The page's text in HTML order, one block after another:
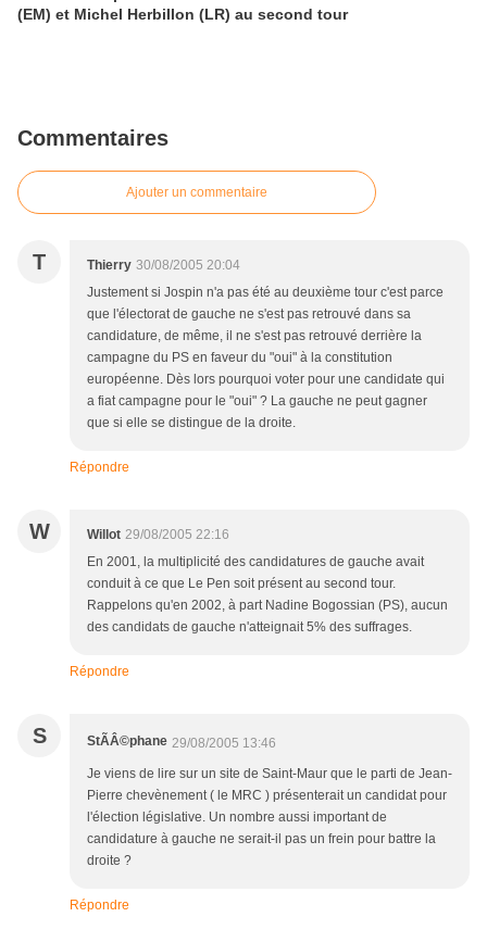
(EM) et Michel Herbillon (LR) au second tour
Commentaires
Ajouter un commentaire
T Thierry 30/08/2005 20:04
Justement si Jospin n'a pas été au deuxième tour c'est parce
que l'électorat de gauche ne s'est pas retrouvé dans sa
candidature, de même, il ne s'est pas retrouvé derrière la
campagne du PS en faveur du "oui" à la constitution
européenne. Dès lors pourquoi voter pour une candidate qui
a fiat campagne pour le "oui" ? La gauche ne peut gagner
que si elle se distingue de la droite.
Répondre
W Willot 29/08/2005 22:16
En 2001, la multiplicité des candidatures de gauche avait
conduit à ce que Le Pen soit présent au second tour.
Rappelons qu'en 2002, à part Nadine Bogossian (PS), aucun
des candidats de gauche n'atteignait 5% des suffrages.
Répondre
S StÃÂ©phane 29/08/2005 13:46
Je viens de lire sur un site de Saint-Maur que le parti de Jean-
Pierre chevènement ( le MRC ) présenterait un candidat pour
l'élection législative. Un nombre aussi important de
candidature à gauche ne serait-il pas un frein pour battre la
droite ?
Répondre